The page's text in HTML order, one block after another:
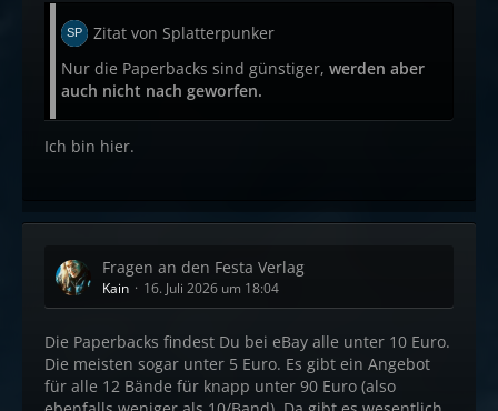
Zitat von Splatterpunker
Nur die Paperbacks sind günstiger, werden aber
auch nicht nach geworfen.
Ich bin hier.
Fragen an den Festa Verlag
Kain 16. Juli 2026 um 18:04
Die Paperbacks findest Du bei eBay alle unter 10 Euro.
Die meisten sogar unter 5 Euro. Es gibt ein Angebot
für alle 12 Bände für knapp unter 90 Euro (also